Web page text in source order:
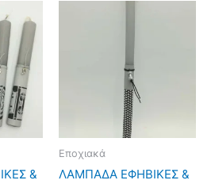
&
Εποχιακά
ΛΑΜΠΑΔΑ ΕΦΗΒΙΚΕΣ &